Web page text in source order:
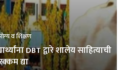
व शिक्षण
DBT द्वारे शालेय साहित्याची
द्या